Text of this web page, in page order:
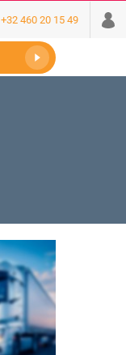
+32 460 20 15 49